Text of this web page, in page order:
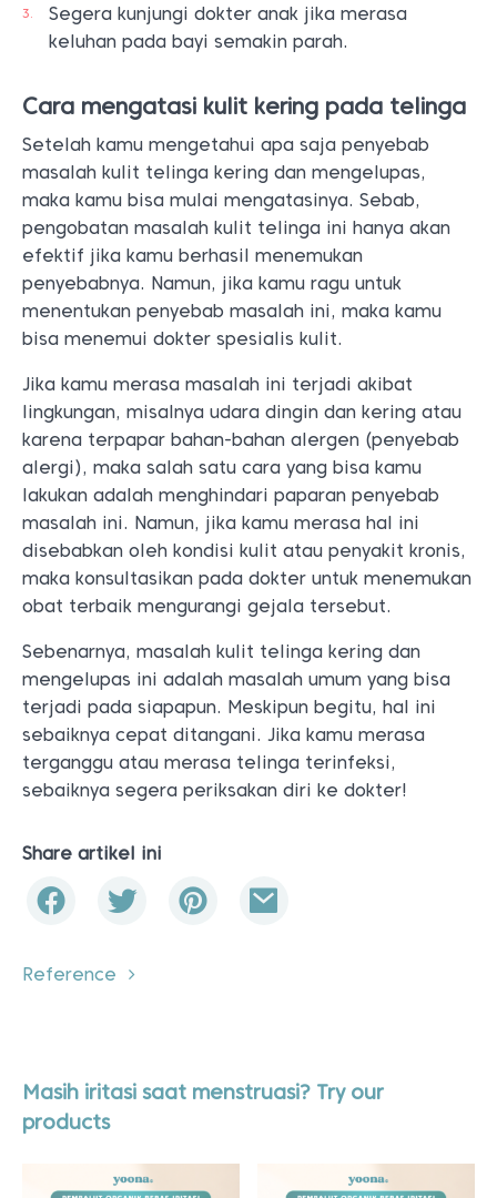
Segera kunjungi dokter anak jika merasa
keluhan pada bayi semakin parah.
Cara mengatasi kulit kering pada telinga
Setelah kamu mengetahui apa saja penyebab
masalah kulit telinga kering dan mengelupas,
maka kamu bisa mulai mengatasinya. Sebab,
pengobatan masalah kulit telinga ini hanya akan
efektif jika kamu berhasil menemukan
penyebabnya. Namun, jika kamu ragu untuk
menentukan penyebab masalah ini, maka kamu
bisa menemui dokter spesialis kulit.
Jika kamu merasa masalah ini terjadi akibat
lingkungan, misalnya udara dingin dan kering atau
karena terpapar bahan-bahan alergen (penyebab
alergi), maka salah satu cara yang bisa kamu
lakukan adalah menghindari paparan penyebab
masalah ini. Namun, jika kamu merasa hal ini
disebabkan oleh kondisi kulit atau penyakit kronis,
maka konsultasikan pada dokter untuk menemukan
obat terbaik mengurangi gejala tersebut.
Sebenarnya, masalah kulit telinga kering dan
mengelupas ini adalah masalah umum yang bisa
terjadi pada siapapun. Meskipun begitu, hal ini
sebaiknya cepat ditangani. Jika kamu merasa
terganggu atau merasa telinga terinfeksi,
sebaiknya segera periksakan diri ke dokter!
Share artikel ini
Reference
Masih iritasi saat menstruasi? Try our
products